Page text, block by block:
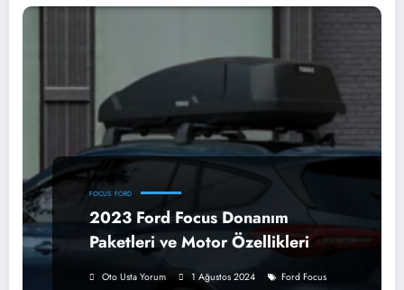
FOCUS FORD
2023 Ford Focus Donanım
Paketleri ve Motor Özellikleri
Oto Usta Yorum 1 Ağustos 2024 Ford Focus